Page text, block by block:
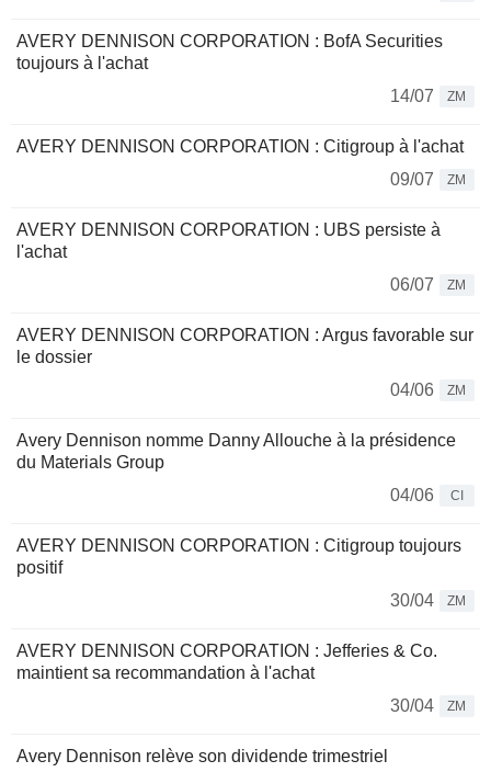
AVERY DENNISON CORPORATION : BofA Securities
toujours à l'achat
14/07
ZM
AVERY DENNISON CORPORATION : Citigroup à l'achat
09/07
ZM
AVERY DENNISON CORPORATION : UBS persiste à
l'achat
06/07
ZM
AVERY DENNISON CORPORATION : Argus favorable sur
le dossier
04/06
ZM
Avery Dennison nomme Danny Allouche à la présidence
du Materials Group
04/06
CI
AVERY DENNISON CORPORATION : Citigroup toujours
positif
30/04
ZM
AVERY DENNISON CORPORATION : Jefferies & Co.
maintient sa recommandation à l'achat
30/04
ZM
Avery Dennison relève son dividende trimestriel